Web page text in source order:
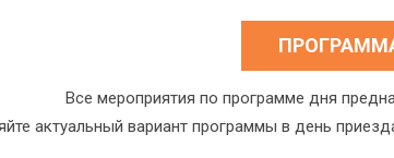
Все мероприятия по программе дня
актуальный вариант программы в день